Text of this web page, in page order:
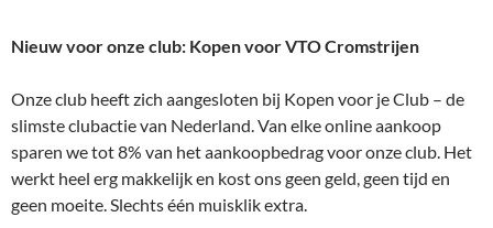
Nieuw voor onze club: Kopen voor VTO Cromstrijen
Onze club heeft zich aangesloten bij Kopen voor je Club – de
slimste clubactie van Nederland. Van elke online aankoop
sparen we tot 8% van het aankoopbedrag voor onze club. Het
werkt heel erg makkelijk en kost ons geen geld, geen tijd en
geen moeite. Slechts één muisklik extra.